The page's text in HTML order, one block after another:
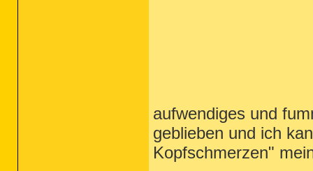
aufwendiges und
geblieben und ich
Kopfschmerzen"